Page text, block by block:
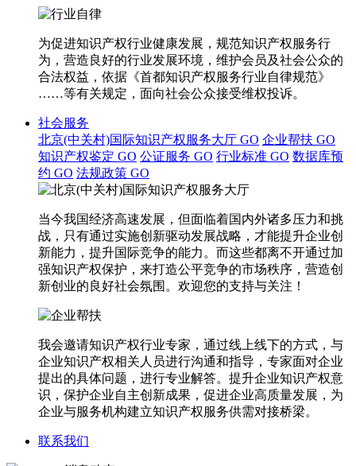
为促进知识产权行业健康发展，规范知识产权服务行
为，营造良好的行业发展环境，维护会员及社会公众的
合法权益，依据《首都知识产权服务行业自律规范》
……等有关规定，面向社会公众接受维权投诉。
社会服务
北京(中关村)国际知识产权服务大厅 GO 企业帮扶 GO
知识产权鉴定 GO 公证服务 GO 行业标准 GO 数据库预
约 GO 法规政策 GO
当今我国经济高速发展，但面临着国内外诸多压力和挑
战，只有通过实施创新驱动发展战略，才能提升企业创
新能力，提升国际竞争的能力。而这些都离不开通过加
强知识产权保护，来打造公平竞争的市场秩序，营造创
新创业的良好社会氛围。欢迎您的支持与关注！
我会邀请知识产权行业专家，通过线上线下的方式，与
企业知识产权相关人员进行沟通和指导，专家面对企业
提出的具体问题，进行专业解答。提升企业知识产权意
识，保护企业自主创新成果，促进企业高质量发展，为
企业与服务机构建立知识产权服务供需对接桥梁。
联系我们